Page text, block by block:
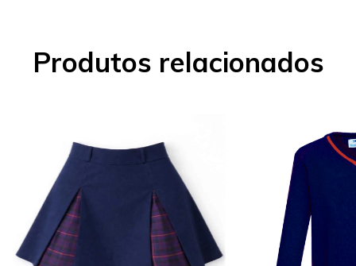
Produtos relacionados